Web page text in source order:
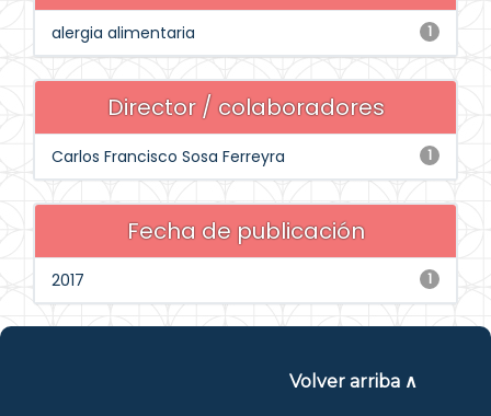
1
alergia alimentaria
Director / colaboradores
1
Carlos Francisco Sosa Ferreyra
Fecha de publicación
1
2017
Volver arriba ∧